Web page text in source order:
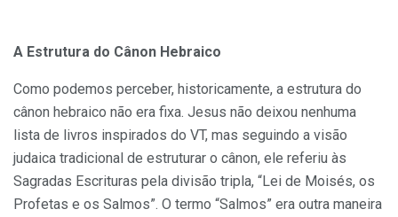
A Estrutura do Cânon Hebraico
Como podemos perceber, historicamente, a estrutura do
cânon hebraico não era fixa. Jesus não deixou nenhuma
lista de livros inspirados do VT, mas seguindo a visão
judaica tradicional de estruturar o cânon, ele referiu às
Sagradas Escrituras pela divisão tripla, “Lei de Moisés, os
Profetas e os Salmos”. O termo “Salmos” era outra maneira